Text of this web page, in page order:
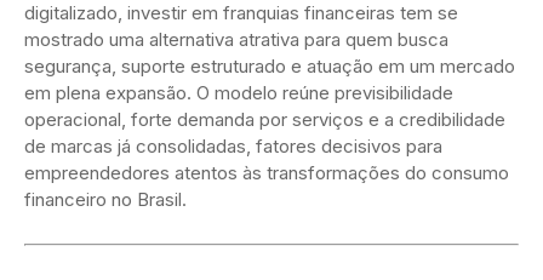
digitalizado, investir em franquias financeiras tem se
mostrado uma alternativa atrativa para quem busca
segurança, suporte estruturado e atuação em um mercado
em plena expansão. O modelo reúne previsibilidade
operacional, forte demanda por serviços e a credibilidade
de marcas já consolidadas, fatores decisivos para
empreendedores atentos às transformações do consumo
financeiro no Brasil.